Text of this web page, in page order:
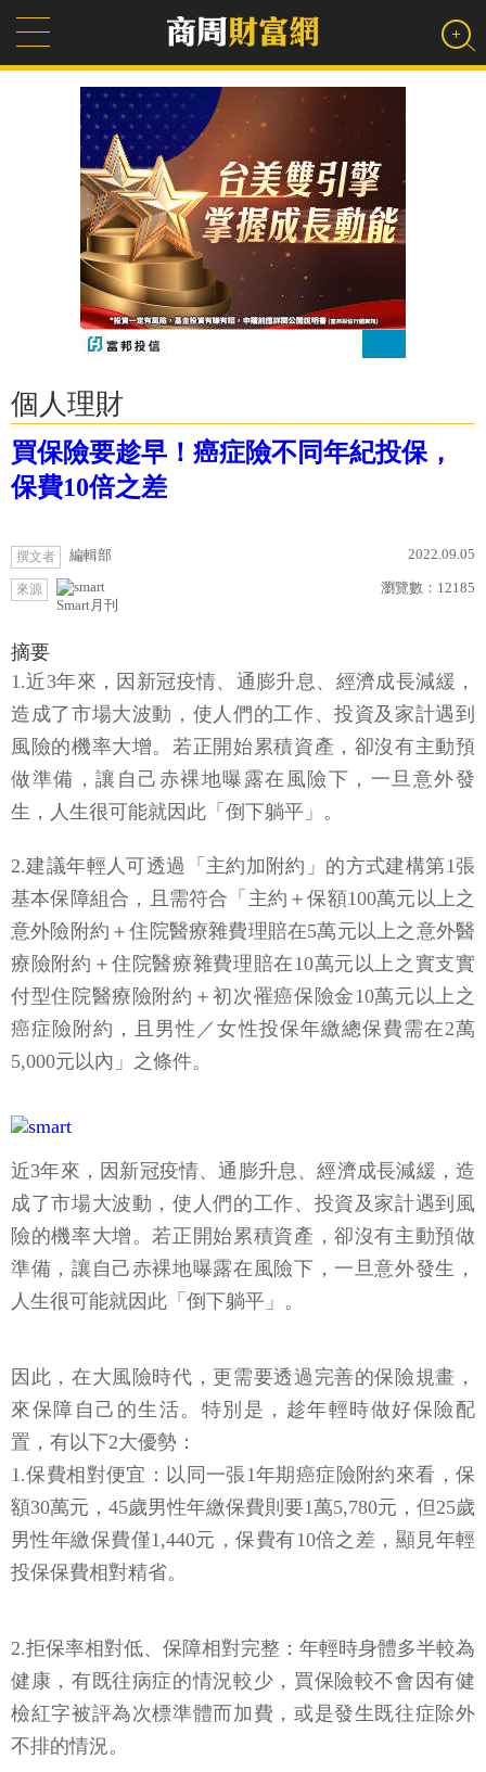
個人理財
買保險要趁早！癌症險不同年紀投保，
保費10倍之差
撰文者 編輯部 2022.09.05
來源
Smart月刊
瀏覽數： 12185
摘要
1.近3年來，因新冠疫情、通膨升息、經濟成長減緩，
造成了市場大波動，使人們的工作、投資及家計遇到
風險的機率大增。若正開始累積資產，卻沒有主動預
做準備，讓自己赤裸地曝露在風險下，一旦意外發
生，人生很可能就因此「倒下躺平」。
2.建議年輕人可透過「主約加附約」的方式建構第1張
基本保障組合，且需符合「主約＋保額100萬元以上之
意外險附約＋住院醫療雜費理賠在5萬元以上之意外醫
療險附約＋住院醫療雜費理賠在10萬元以上之實支實
付型住院醫療險附約＋初次罹癌保險金10萬元以上之
癌症險附約，且男性／女性投保年繳總保費需在2萬
5,000元以內」之條件。
近3年來，因新冠疫情、通膨升息、經濟成長減緩，造
成了市場大波動，使人們的工作、投資及家計遇到風
險的機率大增。若正開始累積資產，卻沒有主動預做
準備，讓自己赤裸地曝露在風險下，一旦意外發生，
人生很可能就因此「倒下躺平」。
因此，在大風險時代，更需要透過完善的保險規畫，
來保障自己的生活。特別是，趁年輕時做好保險配
置，有以下2大優勢：
1.保費相對便宜：以同一張1年期癌症險附約來看，保
額30萬元，45歲男性年繳保費則要1萬5,780元，但25歲
男性年繳保費僅1,440元，保費有10倍之差，顯見年輕
投保保費相對精省。
2.拒保率相對低、保障相對完整：年輕時身體多半較為
健康，有既往病症的情況較少，買保險較不會因有健
檢紅字被評為次標準體而加費，或是發生既往症除外
不排的情況。